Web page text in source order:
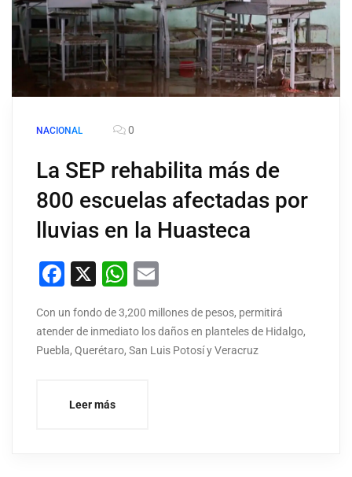
NACIONAL 0
La SEP rehabilita más de
800 escuelas afectadas por
lluvias en la Huasteca
Facebook
X WhatsApp
Con un fondo de 3,200 millones de pesos, permitirá
atender de inmediato los daños en planteles de Hidalgo,
Puebla, Querétaro, San Luis Potosí y Veracruz
Leer más